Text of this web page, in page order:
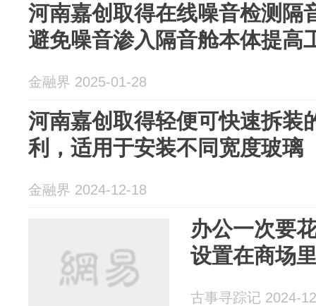
河南嘉创取得在线噪音检测隔
避免噪音渗入隔音舱本体提高
金融界 2025-01-28
河南嘉创取得轻便可快速拆装
利，适用于安装不同宽度玻璃
金融界 2024-12-18
办公一次要
设置在商场
古事寻踪记 2024-